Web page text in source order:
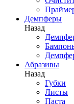
Демпферы
Назад
Абразивы
Назад
Губки
Листы
Паста